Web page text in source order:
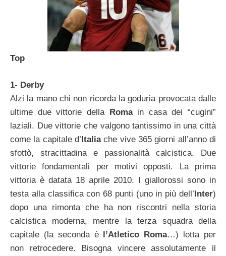
Top
1- Derby
Alzi la mano chi non ricorda la goduria provocata dalle
ultime due vittorie della Roma in casa dei “cugini”
laziali. Due vittorie che valgono tantissimo in una città
come la capitale d’Italiache vive 365 giorni all’anno di
sfottò, stracittadina e passionalità calcistica. Due
vittorie fondamentali per motivi opposti. La prima
vittoria è datata 18 aprile 2010. I giallorossi sono in
testa alla classifica con 68 punti (uno in più dell’Inter)
dopo una rimonta che ha non riscontri nella storia
calcistica moderna, mentre la terza squadra della
capitale (la seconda è l’Atletico Roma…) lotta per
non retrocedere. Bisogna vincere assolutamente il